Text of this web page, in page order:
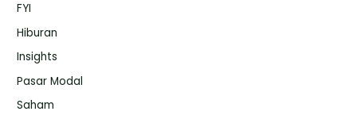
FYI
Hiburan
Insights
Pasar Modal
Saham